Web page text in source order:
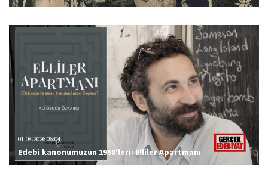
01.08.2026 06:04
Edebi kanonumuzun 1950'leri: Elliler Apartmanı